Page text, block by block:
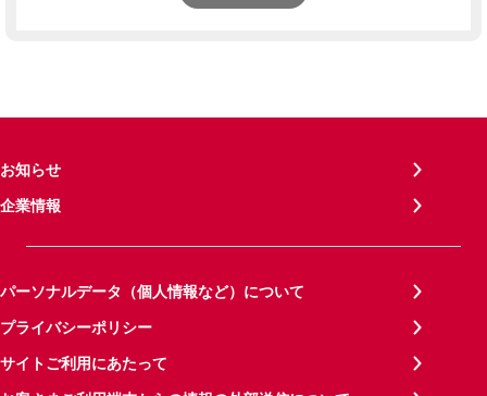
お知らせ
企業情報
パーソナルデータ（個人情報など）について
プライバシーポリシー
サイトご利用にあたって